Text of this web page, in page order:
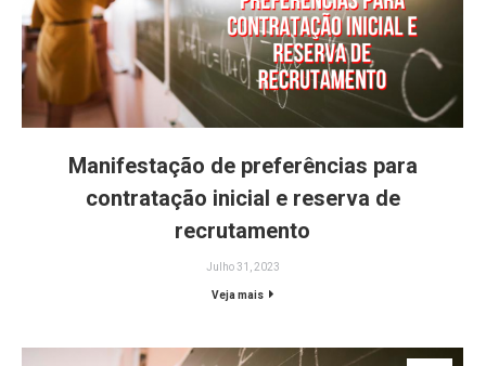
Manifestação de preferências para
contratação inicial e reserva de
recrutamento
Julho 31, 2023
Veja mais